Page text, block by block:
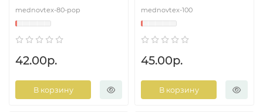
mednovtex-80-pop
42.00р.
В корзину
mednovtex-100
45.00р.
В корзину